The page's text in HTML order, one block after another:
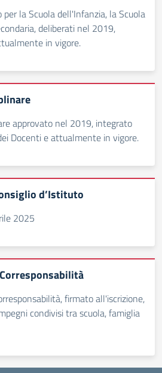
la Scuola dell'Infanzia, la Scuola
deliberati nel 2019,
in vigore.
approvato nel 2019, integrato
Docenti e attualmente in vigore.
d’Istituto
2025
firmato all'iscrizione,
condivisi tra scuola, famiglia